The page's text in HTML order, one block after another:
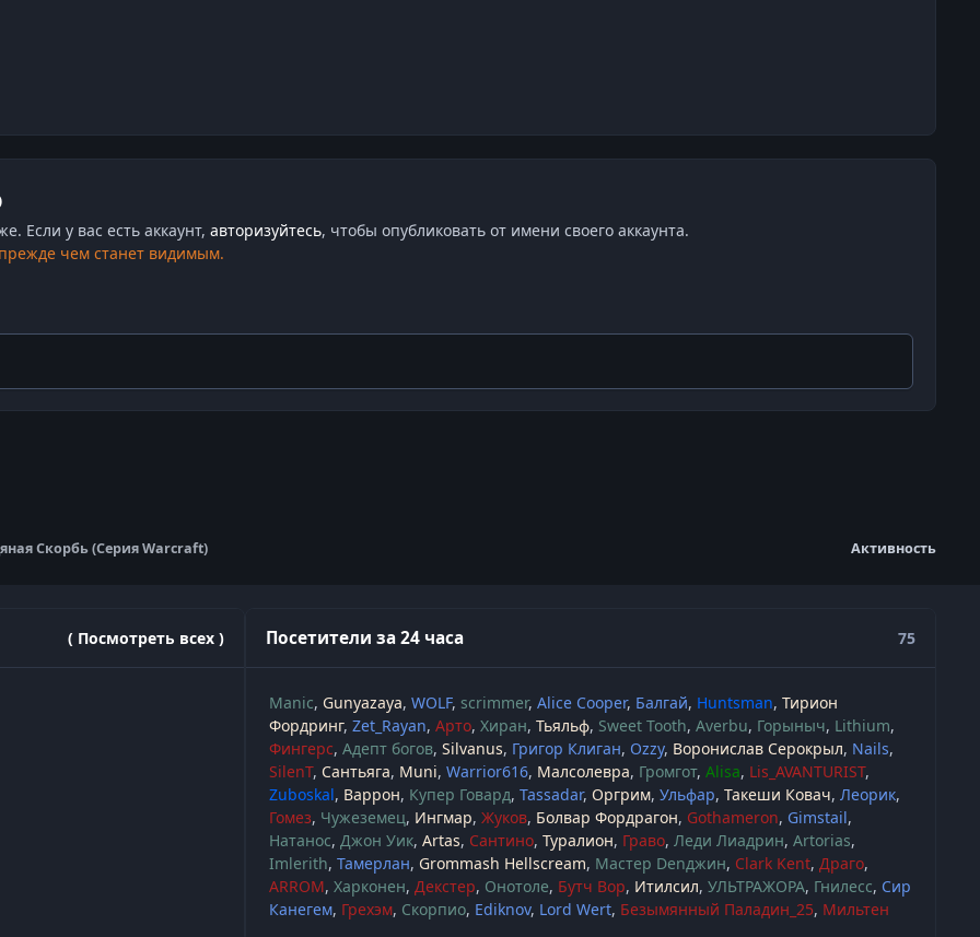
Если у вас есть аккаунт, авторизуйтесь, чтобы опубликовать от имени своего аккаунта.
чем станет видимым.
Скорбь (Серия Warcraft) Активность
( Посмотреть всех ) Посетители за 24 часа 75
Manic Gunyazaya WOLF scrimmer Alice Cooper Балгай Huntsman Тирион
Фордринг Zet_Rayan Арто Хиран Тьяльф Sweet Tooth Averbu Горыныч Lithium
Фингерс Адепт богов Silvanus Григор Клиган Ozzy Воронислав Серокрыл Nails
SilenT Сантьяга Muni Warrior616 Малсолевра Громгот Alisa Lis_AVANTURIST
Zuboskal Варрон Купер Говард Tassadar Оргрим Ульфар Такеши Ковач Леорик
Гомез Чужеземец Ингмар Жуков Болвар Фордрагон Gothameron Gimstail
Натанос Джон Уик Artas Сантино Туралион Граво Леди Лиадрин Artorias
Imlerith Тамерлан Grommash Hellscream Мастер Denджин Clark Kent Драго
ARROM Харконен Декстер Онотоле Бутч Вор Итилсил УЛЬТРАЖОРА Гнилесс Сир
Канегем Грехэм Скорпио Ediknov Lord Wert Безымянный Паладин_25 Мильтен